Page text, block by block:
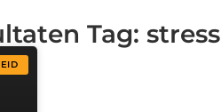
Tag: stress